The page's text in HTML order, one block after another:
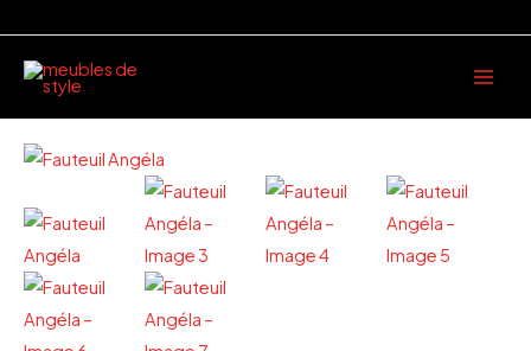
contenu